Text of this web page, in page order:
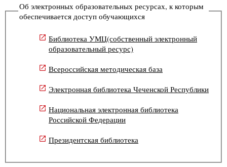
Об электронных образовательных ресурсах, к которым
обеспечивается доступ обучающихся
Библиотека УМЦ(собственный электронный
образовательный ресурс)
Всероссийская методическая база
Электронная библиотека Чеченской Республики
Национальная электронная библиотека
Российской Федерации
Президентская библиотека